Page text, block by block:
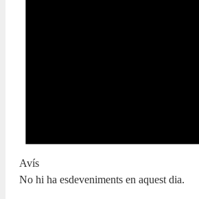
Avís
No hi ha esdeveniments en aquest dia.